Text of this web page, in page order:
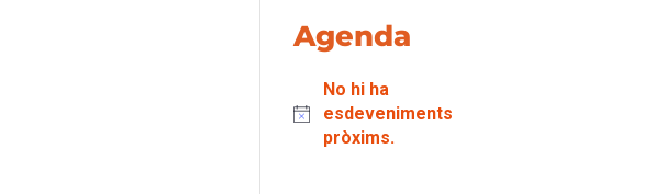
Agenda
No hi ha
esdeveniments
pròxims.